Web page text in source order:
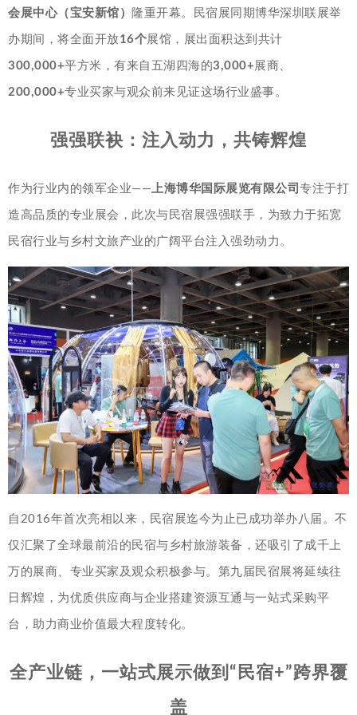
会展中心（宝安新馆） 隆重开幕。民宿展同期博华深圳联展举
办期间，将全面开放16个展馆，展出面积达到共计
300,000+平方米，有来自五湖四海的3,000+ 展商、
200,000+专业买家与观众前来见证这场行业盛事。
强强联袂：注入动力，共铸辉煌
作为行业内的领军企业—— 上海博华国际展览有限公司 专注于打
造高品质的专业展会，此次与民宿展强强联手，为致力于拓宽
民宿行业与乡村文旅产业的广阔平台注入强劲动力。
自2016年首次亮相以来，民宿展迄今为止已成功举办八届。不
仅汇聚了全球最前沿的民宿与乡村旅游装备，还吸引了成千上
万的展商、专业买家及观众积极参与。第九届民宿展将延续往
日辉煌，为优质供应商与企业搭建资源互通与一站式采购平
台，助力商业价值最大程度转化。
全产业链，一站式展示做到“民宿+”跨界覆
盖